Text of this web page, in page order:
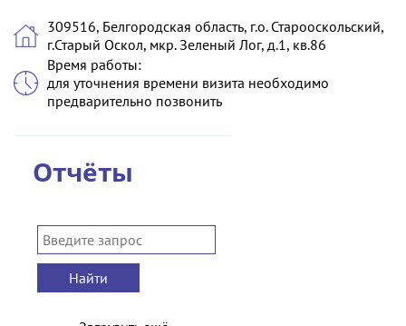
309516, Белгородская область, г.о. Старооскольский,
г.Старый Оскол, мкр. Зеленый Лог, д.1, кв.86
Время работы:
для уточнения времени визита необходимо
предварительно позвонить
Отчёты
Найти